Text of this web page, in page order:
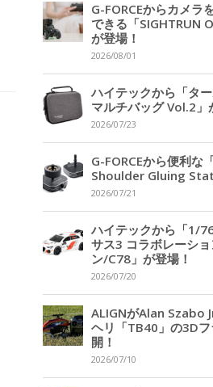
G-FORCEからカメラ
できる「SIGHTRUN
が登場！
2026/08/01
ハイテックから「タ
マルチバッグ Vol.2」
2026/07/23
G-FORCEから便利な
Shoulder Gluing
2026/07/21
ハイテックから「1/
サス3 コラボレーシ
ン/C78」が登場！
2026/07/20
ALIGNがAlan Szabo
ヘリ「TB40」の3D
開！
2026/07/10